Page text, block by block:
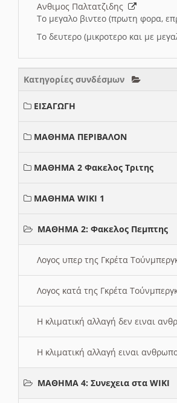
Ανθιμος Παλτατζιδης
Το μεγαλο βιντεο (πρωτη φορα,
Το δευτερο (μικροτερο και με
Κατηγορίες συνδέσμων
ΕΙΣΑΓΩΓΗ
ΜΑΘΗΜΑ ΠΕΡΙΒΑΛΟΝ
ΜΑΘΗΜΑ 2 Φακελος Τριτης
ΜΑΘΗΜΑ WIKI 1
ΜΑΘΗΜΑ 2: Φακελος Πεμπτης
Λογος υπερ της Γκρέτα
Λογος κατά της Γκρέτα
Η κλιματική αλλαγή δεν ειναι
Η κλιματική αλλαγή ειναι
ΜΑΘΗΜΑ 4: Συνεχεια στα WIKI